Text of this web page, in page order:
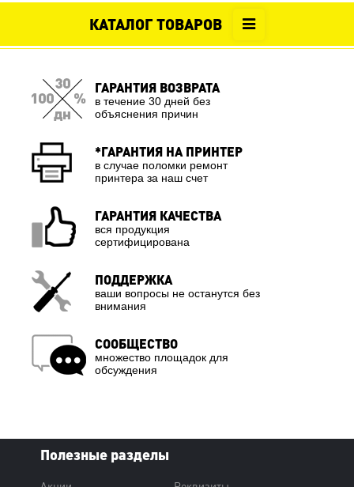
КАТАЛОГ ТОВАРОВ
ГАРАНТИЯ ВОЗВРАТА
в течение 30 дней без
объяснения причин
*ГАРАНТИЯ НА ПРИНТЕР
в случае поломки ремонт
принтера за наш счет
ГАРАНТИЯ КАЧЕСТВА
вся продукция
сертифицирована
ПОДДЕРЖКА
ваши вопросы не останутся без
внимания
СООБЩЕСТВО
множество площадок для
обсуждения
Полезные разделы